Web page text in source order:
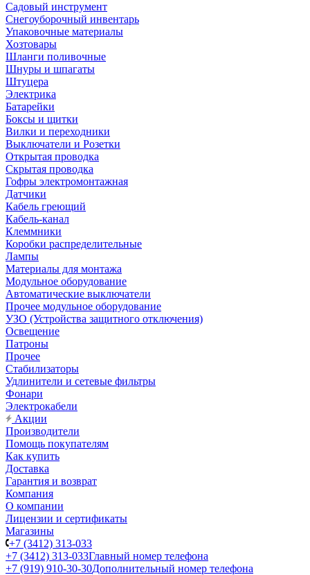
Садовый инструмент
Снегоуборочный инвентарь
Упаковочные материалы
Хозтовары
Шланги поливочные
Шнуры и шпагаты
Штуцера
Электрика
Батарейки
Боксы и щитки
Вилки и переходники
Выключатели и Розетки
Открытая проводка
Скрытая проводка
Гофры электромонтажная
Датчики
Кабель греющий
Кабель-канал
Клеммники
Коробки распределительные
Лампы
Материалы для монтажа
Модульное оборудование
Автоматические выключатели
Прочее модульное оборудование
УЗО (Устройства защитного отключения)
Освещение
Патроны
Прочее
Стабилизаторы
Удлинители и сетевые фильтры
Фонари
Электрокабели
Акции
Производители
Помощь покупателям
Как купить
Доставка
Гарантия и возврат
Компания
О компании
Лицензии и сертификаты
Магазины
+7 (3412) 313-033
+7 (3412) 313-033Главный номер телефона
+7 (919) 910-30-30Дополнительный номер телефона